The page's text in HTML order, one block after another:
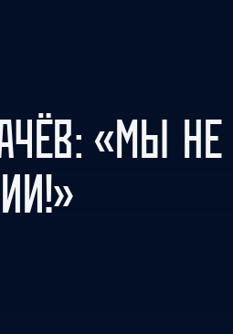
«МЫ